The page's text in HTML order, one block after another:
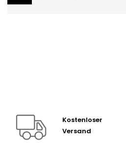
Kostenloser
Versand